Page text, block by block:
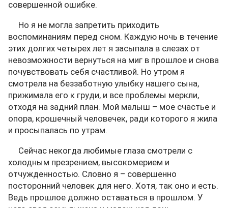
совершенной ошибке.
Но я не могла запретить приходить
воспоминаниям перед сном. Каждую ночь в течение
этих долгих четырех лет я засыпала в слезах от
невозможности вернуться на миг в прошлое и снова
почувствовать себя счастливой. Но утром я
смотрела на беззаботную улыбку нашего сына,
прижимала его к груди, и все проблемы меркли,
отходя на задний план. Мой малыш – мое счастье и
опора, крошечный человечек, ради которого я жила
и просыпалась по утрам.
Сейчас некогда любимые глаза смотрели с
холодным презрением, высокомерием и
отчужденностью. Словно я – совершенно
посторонний человек для него. Хотя, так оно и есть.
Ведь прошлое должно оставаться в прошлом. У